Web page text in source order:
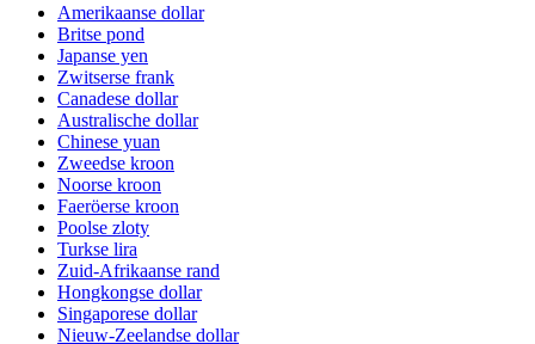
Amerikaanse dollar
Britse pond
Japanse yen
Zwitserse frank
Canadese dollar
Australische dollar
Chinese yuan
Zweedse kroon
Noorse kroon
Faeröerse kroon
Poolse zloty
Turkse lira
Zuid-Afrikaanse rand
Hongkongse dollar
Singaporese dollar
Nieuw-Zeelandse dollar